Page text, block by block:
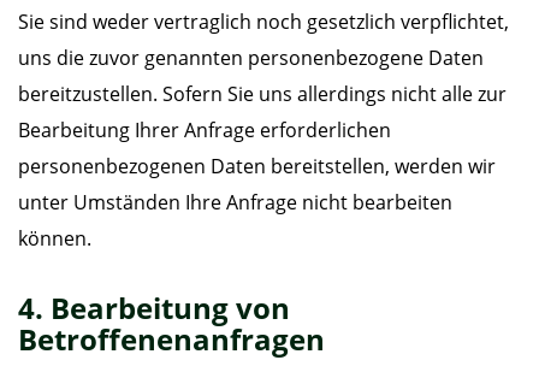
Sie sind weder vertraglich noch gesetzlich verpflichtet,
uns die zuvor genannten personenbezogene Daten
bereitzustellen. Sofern Sie uns allerdings nicht alle zur
Bearbeitung Ihrer Anfrage erforderlichen
personenbezogenen Daten bereitstellen, werden wir
unter Umständen Ihre Anfrage nicht bearbeiten
können.
4. Bearbeitung von
Betroffenenanfragen